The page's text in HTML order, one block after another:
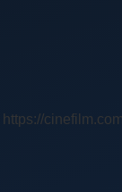
https://